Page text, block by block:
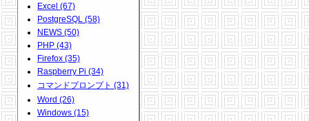
Excel (67)
PostgreSQL (58)
NEWS (50)
PHP (43)
Firefox (35)
Raspberry Pi (34)
コマンドプロンプト (31)
Word (26)
Windows (15)